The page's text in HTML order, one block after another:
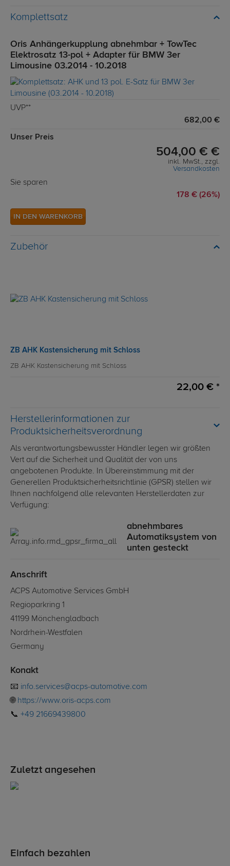
Komplettsatz
Oris Anhängerkupplung abnehmbar + TowTec
Elektrosatz 13-pol + Adapter für BMW 3er
Limousine 03.2014 - 10.2018
UVP**
682,00 €
Unser Preis
504,00 € €
inkl. MwSt., zzgl.
Versandkosten
Sie sparen
178 € (26%)
IN DEN WARENKORB
Zubehör
ZB AHK Kastensicherung mit Schloss
ZB AHK Kastensicherung mit Schloss
22,00 € *
Herstellerinformationen zur
Produktsicherheitsverordnung
Als verantwortungsbewusster Händler legen wir größten
Vert auf die Sicherheit und Qualität der von uns
angebotenen Produkte. In Übereinstimmung mit der
Generellen Produktsicherheitsrichtlinie (GPSR) stellen wir
Ihnen nachfolgend alle relevanten Herstellerdaten zur
Verfügung:
abnehmbares
Automatiksystem von
unten gesteckt
Anschrift
ACPS Automotive Services GmbH
Regioparkring 1
41199 Mönchengladbach
Nordrhein-Westfalen
Germany
Konakt
📧 info.services@acps-automotive.com
🌐 https://www.oris-acps.com
📞 +49 21669439800
Zuletzt angesehen
Einfach bezahlen